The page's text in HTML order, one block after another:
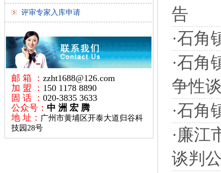
评审专家入库申请
邮 箱 ： zzht1688@126.com
加 盟 ： 150 1178 8890
固 话 ： 020-3835 3633
公众号： 中 洲 宏 腾
地 址： 广州市黄埔区开泰大道归谷科
技园28号
告
·石角
·石角
争性
·石角
·廉江
谈判